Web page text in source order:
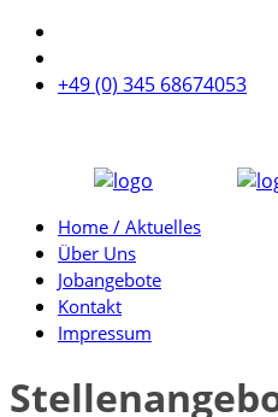
+49 (0) 345 68674053
Home / Aktuelles
Über Uns
Jobangebote
Kontakt
Impressum